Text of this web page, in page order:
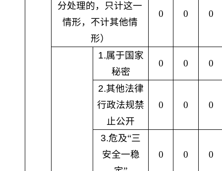
分处理的，只计这一
情形，不计其他情
形）
0 0 0
1.属于国家
秘密
0 0 0
2.其他法律
行政法规禁
止公开
0 0 0
3.危及“三
安全一稳
0 0 0